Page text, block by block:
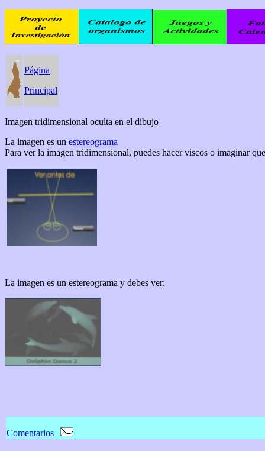
Página
Principal
Imagen tridimensional oculta en el dibujo
La imagen es un estereograma
Para ver la imagen tridimensional, puedes hacer viscos o imaginar
La imagen es un estereograma y debes ver:
Comentarios